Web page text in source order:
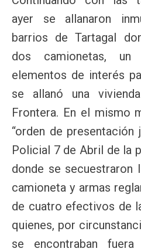
ayer se allanaron
barrios de Tartagal
dos camionetas,
elementos de interés
se allanó una
Frontera. En el mismo
“orden de presentación
Policial 7 de Abril de la
donde se secuestraron
camioneta y armas
de cuatro efectivos de
quienes, por
se encontraban